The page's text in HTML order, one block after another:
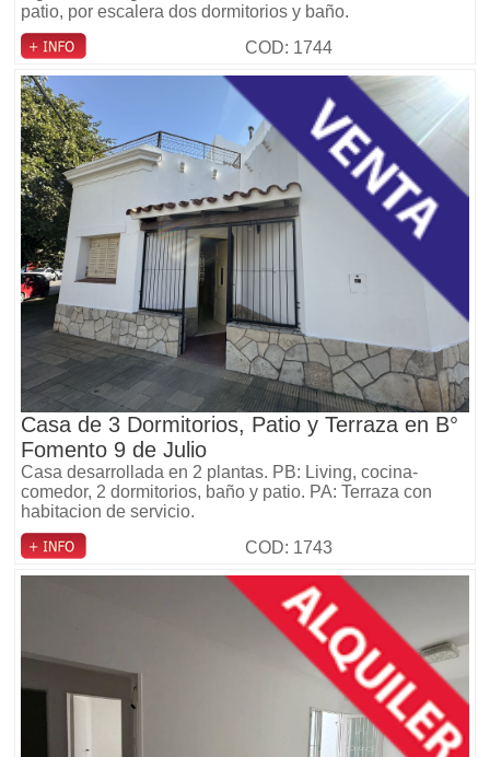
patio, por escalera dos dormitorios y baño.
COD: 1744
Casa de 3 Dormitorios, Patio y Terraza en B°
Fomento 9 de Julio
Casa desarrollada en 2 plantas. PB: Living, cocina-
comedor, 2 dormitorios, baño y patio. PA: Terraza con
habitacion de servicio.
COD: 1743